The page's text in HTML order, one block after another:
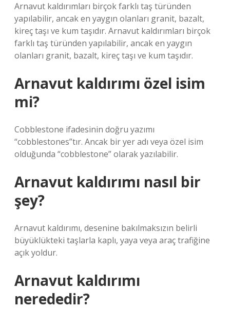
Arnavut kaldırımları birçok farklı taş türünden
yapılabilir, ancak en yaygın olanları granit, bazalt,
kireç taşı ve kum taşıdır. Arnavut kaldırımları birçok
farklı taş türünden yapılabilir, ancak en yaygın
olanları granit, bazalt, kireç taşı ve kum taşıdır.
Arnavut kaldırımı özel isim
mi?
Cobblestone ifadesinin doğru yazımı
“cobblestones”tır. Ancak bir yer adı veya özel isim
olduğunda “cobblestone” olarak yazılabilir.
Arnavut kaldırımı nasıl bir
şey?
Arnavut kaldırımı, desenine bakılmaksızın belirli
büyüklükteki taşlarla kaplı, yaya veya araç trafiğine
açık yoldur.
Arnavut kaldırımı
nerededir?